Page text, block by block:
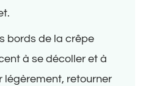
bords de la crêpe
à se décoller et à
légèrement, retourner